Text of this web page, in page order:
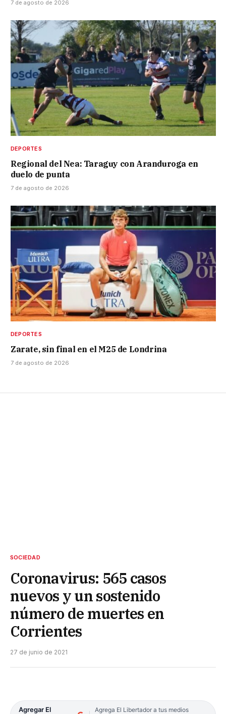
7 de agosto de 2026
DEPORTES
Regional del Nea: Taraguy con Aranduroga en
duelo de punta
7 de agosto de 2026
DEPORTES
Zarate, sin final en el M25 de Londrina
7 de agosto de 2026
SOCIEDAD
Coronavirus: 565 casos
nuevos y un sostenido
número de muertes en
Corrientes
27 de junio de 2021
Agregar El
Agrega El Libertador a tus medios